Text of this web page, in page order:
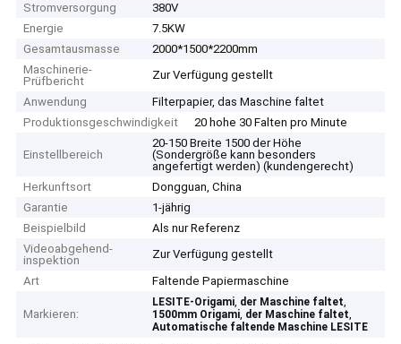
Stromversorgung
380V
Energie
7.5KW
Gesamtausmasse
2000*1500*2200mm
Maschinerie-
Prüfbericht
Zur Verfügung gestellt
Anwendung
Filterpapier, das Maschine faltet
Produktionsgeschwindigkeit
20 hohe 30 Falten pro Minute
Einstellbereich
20-150 Breite 1500 der Höhe
(Sondergröße kann besonders
angefertigt werden) (kundengerecht)
Herkunftsort
Dongguan, China
Garantie
1-jährig
Beispielbild
Als nur Referenz
Videoabgehend-
inspektion
Zur Verfügung gestellt
Art
Faltende Papiermaschine
Markieren:
LESITE-Origami, der Maschine faltet,
1500mm Origami, der Maschine faltet,
Automatische faltende Maschine LESITE